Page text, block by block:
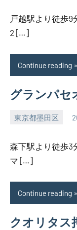
戸越駅より徒歩9
2 […]
Continue reading
グランパセ
東京都墨田区
SEZIMO
森下駅より徒歩3
マ […]
Continue reading
クオリタス